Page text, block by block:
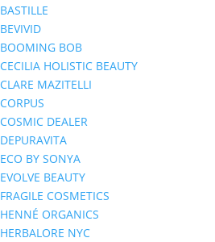
BASTILLE
BEVIVID
BOOMING BOB
CECILIA HOLISTIC BEAUTY
CLARE MAZITELLI
CORPUS
COSMIC DEALER
DEPURAVITA
ECO BY SONYA
EVOLVE BEAUTY
FRAGILE COSMETICS
HENNÉ ORGANICS
HERBALORE NYC